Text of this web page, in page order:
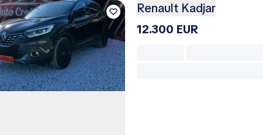
Renault Kadjar
12.300 EUR